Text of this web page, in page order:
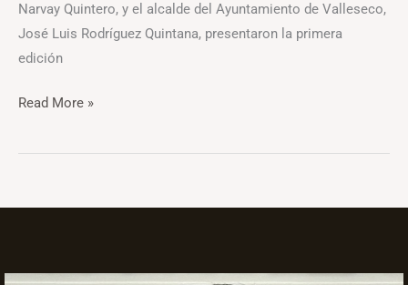
Narvay Quintero, y el alcalde del Ayuntamiento de Valleseco,
José Luis Rodríguez Quintana, presentaron la primera
edición
Read More »